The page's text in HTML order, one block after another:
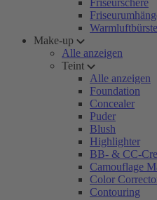
Friseurschere
Make-up
Alle anzeigen
Teint
Alle anzeigen
Foundation
Concealer
Puder
Blush
Highlighter
BB- & CC-
Camouflage
Color
Contouring